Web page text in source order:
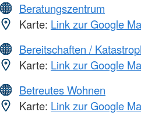
Beratungszentrum
Karte: Link zur Google
Bereitschaften /
Karte: Link zur Google
Betreutes Wohnen
Karte: Link zur Google